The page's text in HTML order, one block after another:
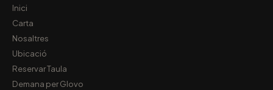
Inici
Carta
Nosaltres
Ubicació
Reservar Taula
Demana per Glovo